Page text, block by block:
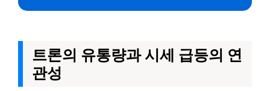
트론의 유통량과 시세 급등의 연
관성